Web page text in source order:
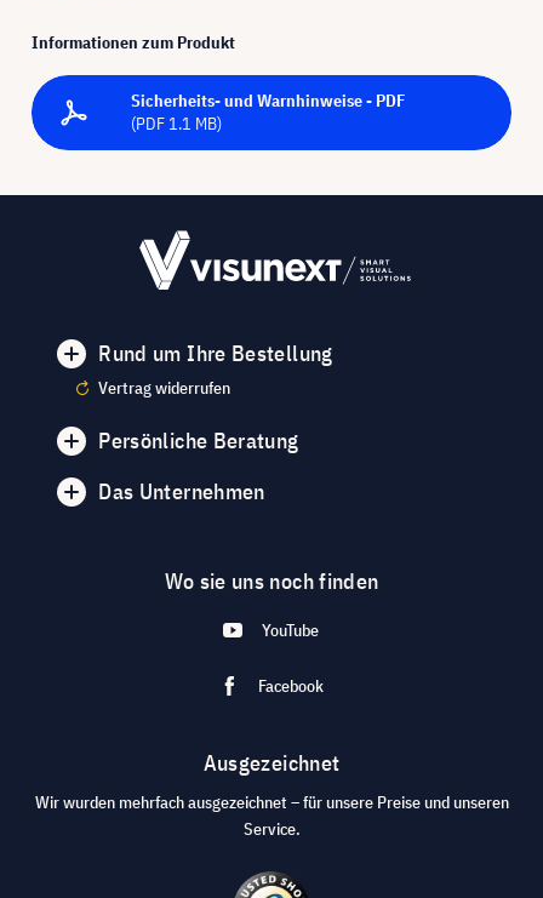
Informationen zum Produkt
Sicherheits- und Warnhinweise - PDF
(PDF 1.1 MB)
Rund um Ihre Bestellung
Vertrag widerrufen
Persönliche Beratung
Das Unternehmen
Wo sie uns noch finden
YouTube
Facebook
Ausgezeichnet
Wir wurden mehrfach ausgezeichnet – für unsere Preise und unseren
Service.